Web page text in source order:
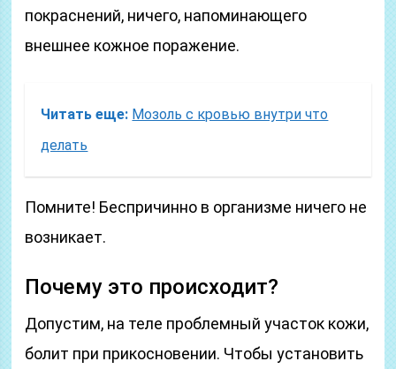
покраснений, ничего, напоминающего
внешнее кожное поражение.
Читать еще: Мозоль с кровью внутри что
делать
Помните! Беспричинно в организме ничего не
возникает.
Почему это происходит?
Допустим, на теле проблемный участок кожи,
болит при прикосновении. Чтобы установить